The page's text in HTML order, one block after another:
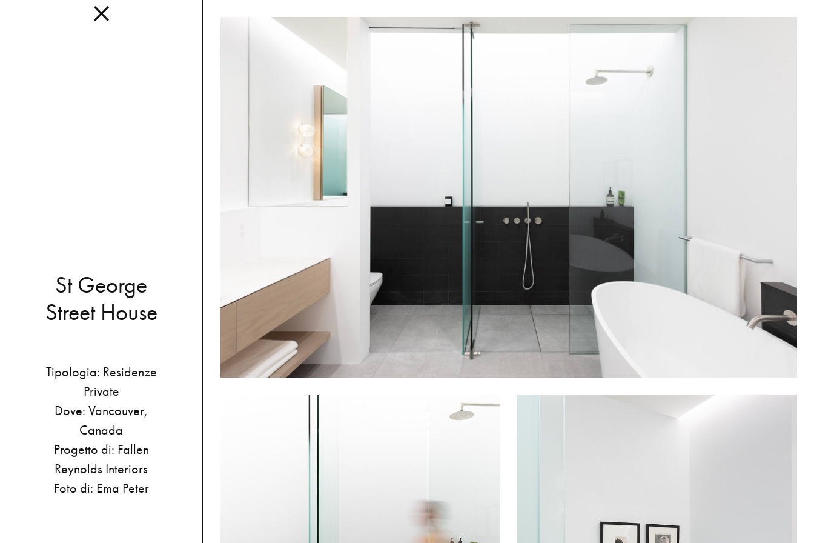
Interiors
Uno stile di progettazione per
creare interni originali e distintivi,
SEE ALL INSPIRATIONS
In Use
ristoranti: interni ispirazionali che
St George
Street House
Tipologia: Residenze
Private
Dove: Vancouver,
Canada
Progetto di: Fallen
Reynolds Interiors
Foto di: Ema Peter